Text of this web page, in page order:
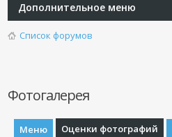
Дополнительное меню
Список форумов
Фотогалерея
Меню Оценки фотографий